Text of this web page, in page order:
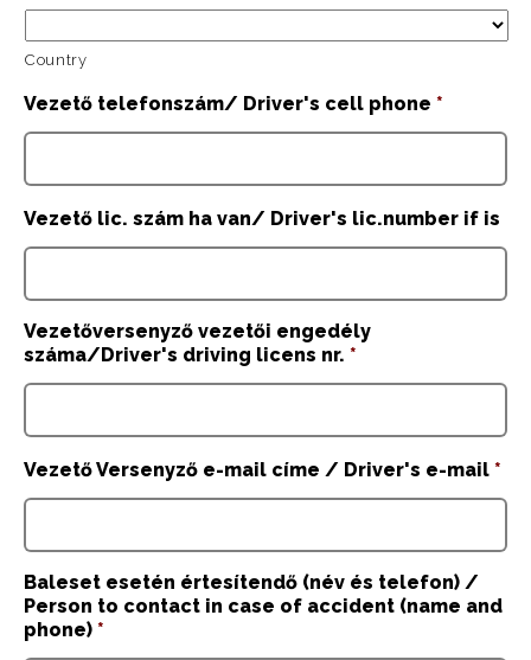
Country
Vezető telefonszám/ Driver's cell phone *
Vezető lic. szám ha van/ Driver's lic.number if is
Vezetőversenyző vezetői engedély
száma/Driver's driving licens nr. *
Vezető Versenyző e-mail címe / Driver's e-mail *
Baleset esetén értesítendő (név és telefon) /
Person to contact in case of accident (name and
phone) *